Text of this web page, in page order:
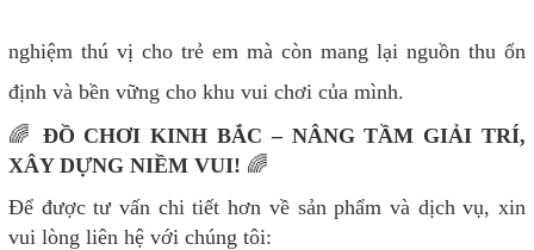
nghiệm thú vị cho trẻ em mà còn mang lại nguồn thu ổn
định và bền vững cho khu vui chơi của mình.
🌈 ĐỒ CHƠI KINH BẮC – NÂNG TẦM GIẢI TRÍ,
XÂY DỰNG NIỀM VUI! 🌈
Để được tư vấn chi tiết hơn về sản phẩm và dịch vụ, xin
vui lòng liên hệ với chúng tôi: